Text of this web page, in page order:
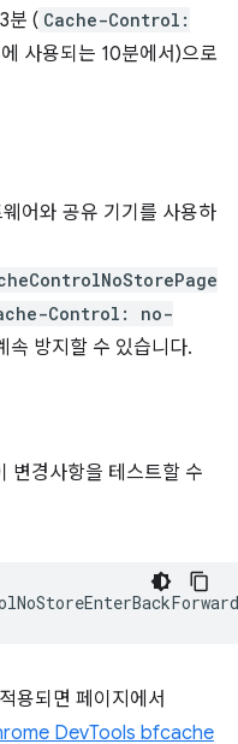
분 ( Cache-Control:
사용되는 10분에서)으로
어와 공유 기기를 사용하
Control: no-
방지할 수 있습니다.
변경사항을 테스트할 수
용되면 페이지에서
DevTools bfcache